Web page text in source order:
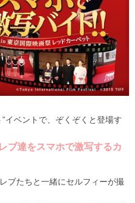
イベントで、ぞくぞくと登場す
ブ達をスマホで激写するカ
ブたちと一緒にセルフィーが撮